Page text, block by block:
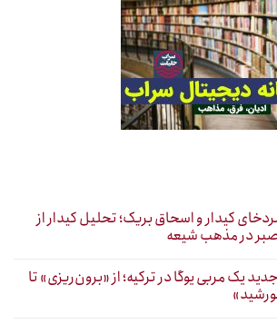
کیدار و اسحاق بریک؛ تحلیل کیدار از
در مذهب شیعه
یک مربی یوگا در ترکیه؛ از «برون‌ریزی» تا